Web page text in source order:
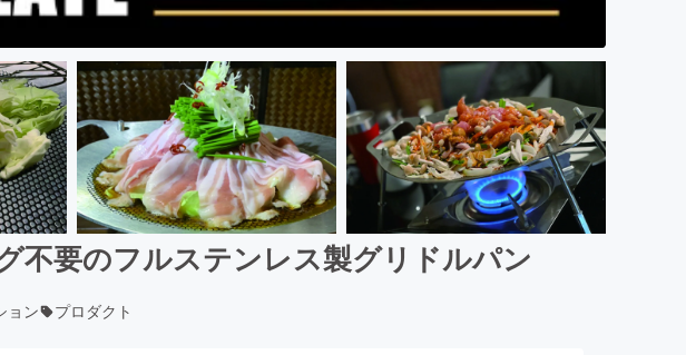
不要のフルステンレス製グリドルパン
ョン プロダクト